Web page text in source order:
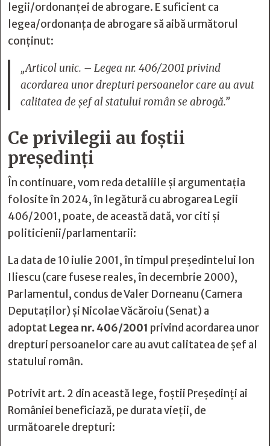
legii/ordonanței de abrogare. E suficient ca
legea/ordonanța de abrogare să aibă următorul
conținut:
„Articol unic. – Legea nr. 406/2001 privind
acordarea unor drepturi persoanelor care au avut
calitatea de şef al statului român se abrogă.”
Ce privilegii au foștii
președinți
În continuare, vom reda detaliile și argumentația
folosite în 2024, în legătură cu abrogarea Legii
406/2001, poate, de această dată, vor citi și
politicienii/parlamentarii:
La data de 10 iulie 2001, în timpul președintelui Ion
Iliescu (care fusese reales, în decembrie 2000),
Parlamentul, condus de Valer Dorneanu (Camera
Deputaților) și Nicolae Văcăroiu (Senat) a
adoptatLegea nr. 406/2001 privind acordarea unor
drepturi persoanelor care au avut calitatea de şef al
statului român.
Potrivit art. 2 din această lege, foștii Președinți ai
României beneficiază, pe durata vieții, de
următoarele drepturi: